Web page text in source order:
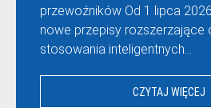
przewoźników Od 1 lipca
nowe przepisy rozszerzające
stosowania inteligentnych…
CZYTAJ WIĘCEJ